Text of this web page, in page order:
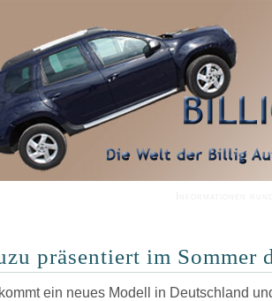
präsentiert im Sommer
ein neues Modell in Deutschland